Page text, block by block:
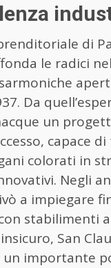
di
le radici
Da
un
capace
colorati in
Negli
a impiegare
stabilimenti
San
un importante